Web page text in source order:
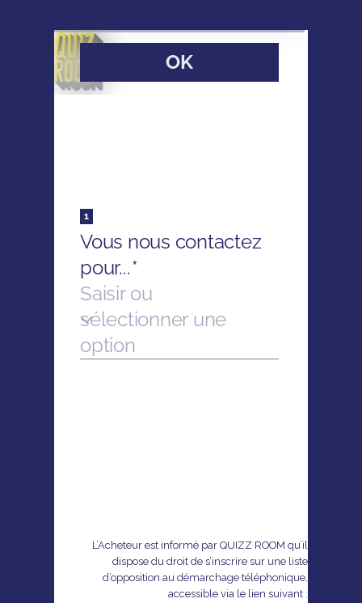
L’Acheteur est informé par QUIZZ ROOM qu’il
dispose du droit de s’inscrire sur une liste
d’opposition au démarchage téléphonique,
accessible via le lien suivant :